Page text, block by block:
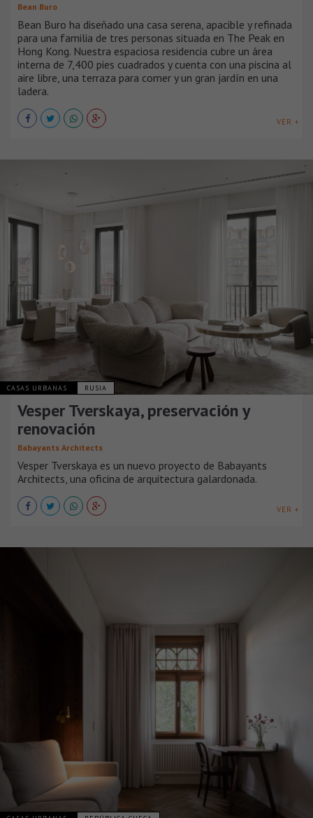
Bean Buro
Bean Buro ha diseñado una casa serena, apacible y refinada
para una familia de tres personas situada en The Peak en
Hong Kong. Nuestra espaciosa residencia cubre un área
interna de 7,400 pies cuadrados y cuenta con una piscina al
aire libre, una terraza para comer y un gran jardín en una
ladera.
VER +
CASAS URBANAS RUSIA
Vesper Tverskaya, preservación y
renovación
Babayants Architects
Vesper Tverskaya es un nuevo proyecto de Babayants
Architects, una oficina de arquitectura galardonada.
VER +